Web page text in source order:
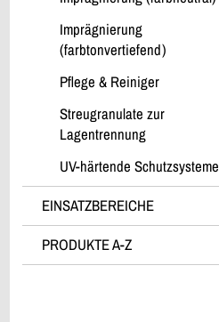
> Newsletter abonnieren
> Quellmittel
> Rheologie-Optimierer
> Schwindreduzierer
> Spezialprodukte
> Stabilisierer
> Trenn- & Pflegemittel
> Viskositätsmodifizierer
> Zusatzstoffe
Imprägnierung
(farbtonvertiefend)
Pflege & Reiniger
Streugranulate zur
Lagentrennung
UV-härtende Schutzsysteme
EINSATZBEREICHE
PRODUKTE A-Z